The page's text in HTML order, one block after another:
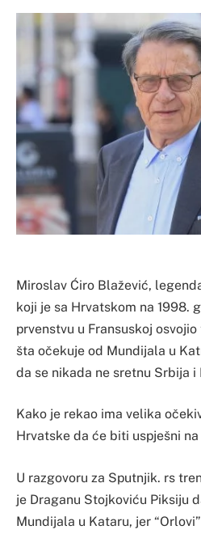
Miroslav Ćiro Blažević,
koji je sa Hrvatskom na 1998.
prvenstvu u Fransuskoj
šta očekuje od Mundijala u
da se nikada ne sretnu Srbija i
Kako je rekao ima velika
Hrvatske da će biti uspješni
U razgovoru za Sputnjik. rs
je Draganu Stojkoviću Piksiju
Mundijala u Kataru, jer